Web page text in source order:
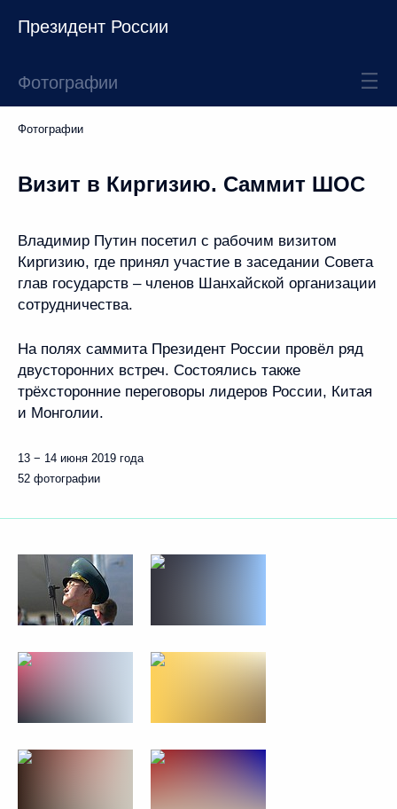
Президент России
Фотографии
Фотографии
Визит в Киргизию. Саммит ШОС
Владимир Путин посетил с рабочим визитом
Киргизию, где принял участие в заседании Совета
глав государств – членов Шанхайской организации
сотрудничества.
На полях саммита Президент России провёл ряд
двусторонних встреч. Состоялись также
трёхсторонние переговоры лидеров России, Китая
и Монголии.
13 − 14 июня 2019 года
52 фотографии